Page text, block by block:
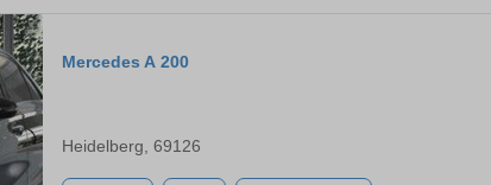
Mercedes A 200
Heidelberg, 69126